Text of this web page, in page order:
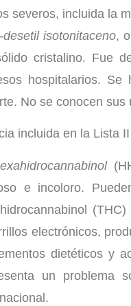
severos, incluida la
desetil isotonitaceno,
cristalino. Fue
hospitalarios.
No se conocen sus
incluida en la Lista
e incoloro.
electrónicos,
dietéticos y
un problema